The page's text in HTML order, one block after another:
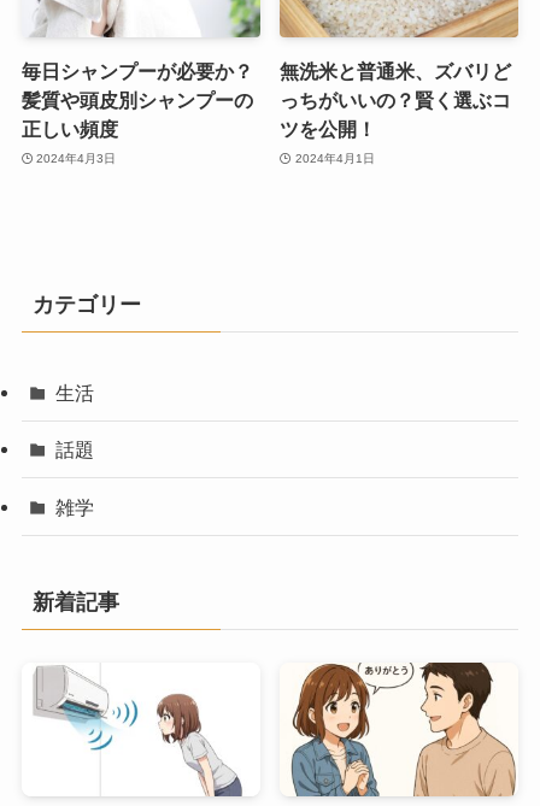
毎日シャンプーが必要か？
髪質や頭皮別シャンプーの
正しい頻度
2024年4月3日
無洗米と普通米、ズバリど
っちがいいの？賢く選ぶコ
ツを公開！
2024年4月1日
カテゴリー
生活
話題
雑学
新着記事